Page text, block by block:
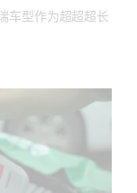
车型作为超超超长